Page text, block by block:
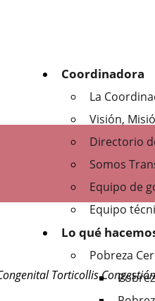
Coordinadora
La
Visión,
Directorio
Somos
Equipo de
Equipo
Lo qué
Pobreza
Torticollis